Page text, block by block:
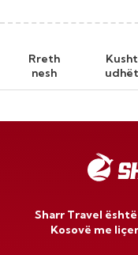
Rreth
nesh
Sharr Travel
Kosovë me